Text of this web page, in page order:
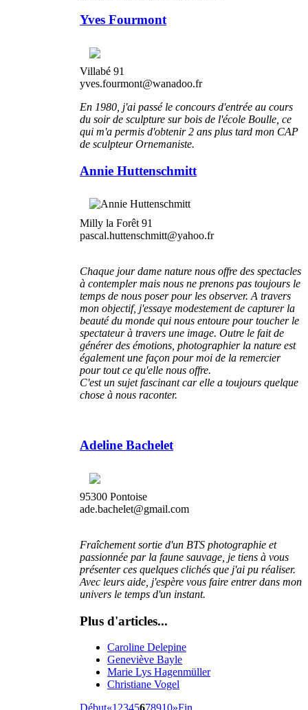
Yves Fourmont
Villabé 91
yves.fourmont@wanadoo.fr
En 1980, j'ai passé le concours d'entrée au cours
du soir de sculpture sur bois de l'école Boulle, ce
qui m'a permis d'obtenir 2 ans plus tard mon CAP
de sculpteur Ornemaniste.
Annie Huttenschmitt
Milly la Forêt 91
pascal.huttenschmitt@yahoo.fr
Chaque jour dame nature nous offre des spectacles
à contempler mais nous ne prenons pas toujours le
temps de nous poser pour les observer. A travers
mon objectif, j'essaye modestement de capturer la
beauté du monde qui nous entoure pour toucher le
spectateur à travers une image. Outre le fait de
générer des émotions, photographier la nature est
également une façon pour moi de la remercier
pour tout ce qu'elle nous offre.
C'est un sujet fascinant car elle a toujours quelque
chose à nous raconter.
Adeline Bachelet
95300 Pontoise
ade.bachelet@gmail.com
Fraîchement sortie d'un BTS photographie et
passionnée par la faune sauvage, je tiens à vous
présenter ces quelques clichés que j'ai pu réaliser.
Avec leurs aide, j'espère vous faire entrer dans mon
univers le temps d'un instant.
Plus d'articles...
Caroline Delepine
Geneviève Bayle
Marie Lys Hagenmüller
Christiane Vogel